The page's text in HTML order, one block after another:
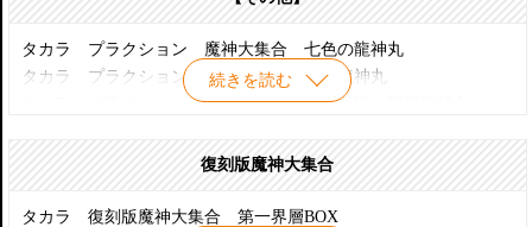
タカラ プラクション 魔神大集合 17 ガッタイダー
タカラ プラクション 魔神大集合 18 ドンゴロ
タカラ プラクション 魔神大集合 19 コンボス
タカラ プラクション 魔神大集合 21 龍王丸
タカラ プラクション 魔神大集合 23 エレファントム
タカラ プラクション 魔神大集合 34 幻王丸
タカラ プラクション 魔神大集合 35 ツインカーメン
タカラ プラクション 魔神大集合 36 カイザーヘラクロス
タカラ プラクション 魔神大集合 38 鋼衣龍王丸
タカラ プラクション 魔神大集合 40 鋼衣戦王丸
続きを読む
タカラ プラクション 魔神大集合 七色の龍神丸
タカラ プラクション 魔神大集合 拝覇龍神丸
タカラ プラクション 魔神大集合 拝覇甲冑 戦国龍神丸
タカラ プラクション 魔神大集合 拝覇甲冑 戦国空神丸
タカラ プラクション 魔神大集合 光の空神丸
復刻版魔神大集合
タカラ 復刻版魔神大集合 第一界層BOX